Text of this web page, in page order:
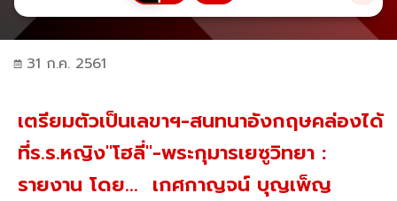
31 ก.ค. 2561
เตรียมตัวเป็นเลขาฯ-สนทนาอังกฤษคล่องได้
ที่ร.ร.หญิง"โฮลี่"-พระกุมารเยซูวิทยา :
รายงาน โดย... เกศกาญจน์ บุญเพ็ญ